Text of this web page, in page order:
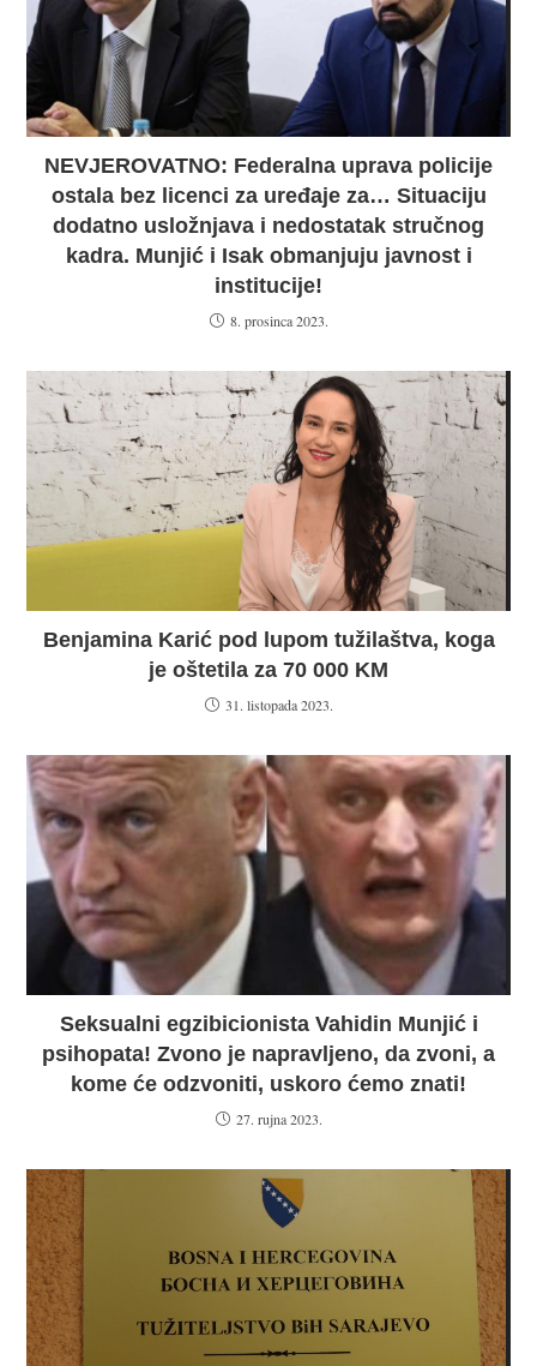
NEVJEROVATNO: Federalna uprava policije
ostala bez licenci za uređaje za… Situaciju
dodatno usložnjava i nedostatak stručnog
kadra. Munjić i Isak obmanjuju javnost i
institucije!
8. prosinca 2023.
Benjamina Karić pod lupom tužilaštva, koga
je oštetila za 70 000 KM
31. listopada 2023.
Seksualni egzibicionista Vahidin Munjić i
psihopata! Zvono je napravljeno, da zvoni, a
kome će odzvoniti, uskoro ćemo znati!
27. rujna 2023.